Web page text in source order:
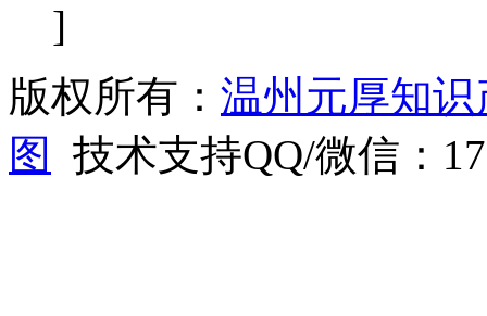
]
版权所有： 温州元厚知
图
技术支持QQ/微信：